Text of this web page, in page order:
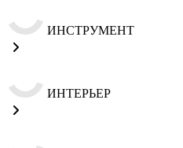
ИНСТРУМЕНТ
ИНТЕРЬЕР